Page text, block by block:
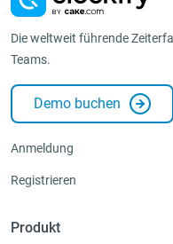
Die weltweit führende
Teams.
Demo buchen
Anmeldung
Registrieren
Produkt